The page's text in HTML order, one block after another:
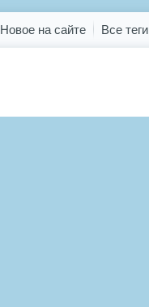
Новое на сайте Все теги